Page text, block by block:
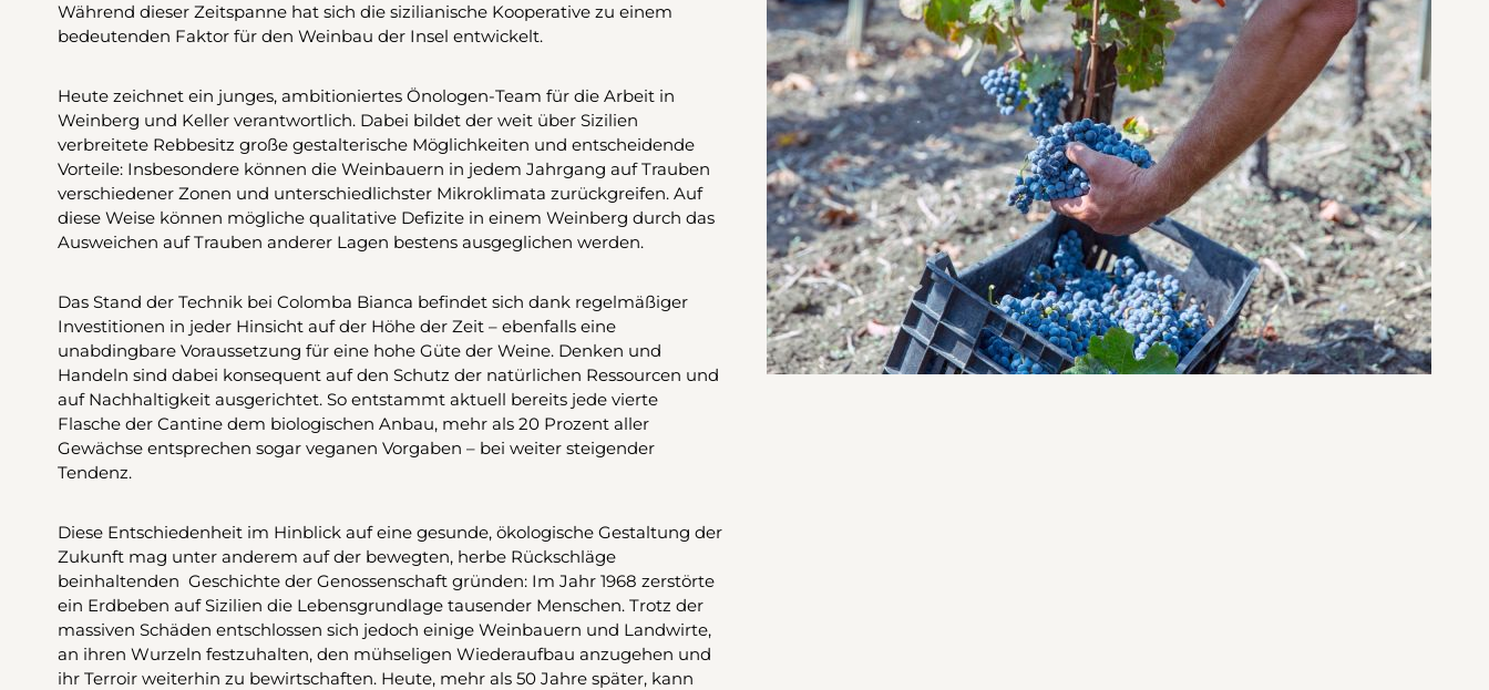
Während dieser Zeitspanne hat sich die sizilianische Kooperative zu einem
bedeutenden Faktor für den Weinbau der Insel entwickelt.
Heute zeichnet ein junges, ambitioniertes Önologen-Team für die Arbeit in
Weinberg und Keller verantwortlich. Dabei bildet der weit über Sizilien
verbreitete Rebbesitz große gestalterische Möglichkeiten und entscheidende
Vorteile: Insbesondere können die Weinbauern in jedem Jahrgang auf Trauben
verschiedener Zonen und unterschiedlichster Mikroklimata zurückgreifen. Auf
diese Weise können mögliche qualitative Defizite in einem Weinberg durch das
Ausweichen auf Trauben anderer Lagen bestens ausgeglichen werden.
Das Stand der Technik bei Colomba Bianca befindet sich dank regelmäßiger
Investitionen in jeder Hinsicht auf der Höhe der Zeit – ebenfalls eine
unabdingbare Voraussetzung für eine hohe Güte der Weine. Denken und
Handeln sind dabei konsequent auf den Schutz der natürlichen Ressourcen und
auf Nachhaltigkeit ausgerichtet. So entstammt aktuell bereits jede vierte
Flasche der Cantine dem biologischen Anbau, mehr als 20 Prozent aller
Gewächse entsprechen sogar veganen Vorgaben – bei weiter steigender
Tendenz.
Diese Entschiedenheit im Hinblick auf eine gesunde, ökologische Gestaltung der
Zukunft mag unter anderem auf der bewegten, herbe Rückschläge
beinhaltenden Geschichte der Genossenschaft gründen: Im Jahr 1968 zerstörte
ein Erdbeben auf Sizilien die Lebensgrundlage tausender Menschen. Trotz der
massiven Schäden entschlossen sich jedoch einige Weinbauern und Landwirte,
an ihren Wurzeln festzuhalten, den mühseligen Wiederaufbau anzugehen und
ihr Terroir weiterhin zu bewirtschaften. Heute, mehr als 50 Jahre später, kann